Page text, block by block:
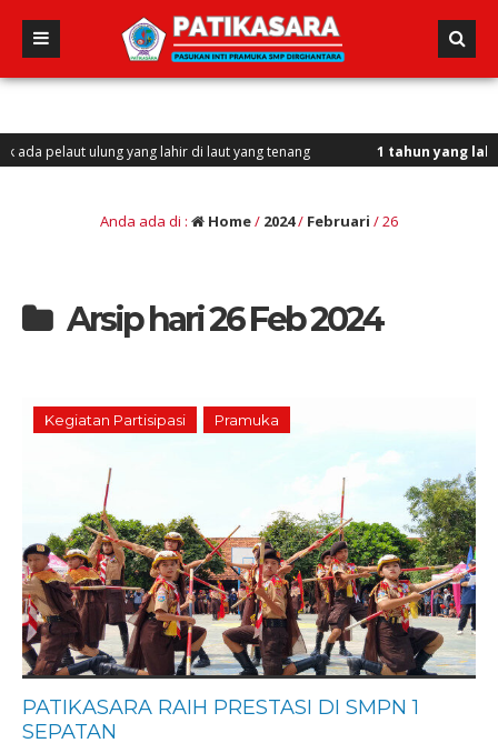
ulung yang lahir di laut yang tenang 1 tahun yang lalu/ Vini,
Anda ada di : Home/ 2024/ Februari /26
Arsip hari 26 Feb 2024
Kegiatan Partisipasi Pramuka
PATIKASARA RAIH PRESTASI DI SMPN 1
SEPATAN